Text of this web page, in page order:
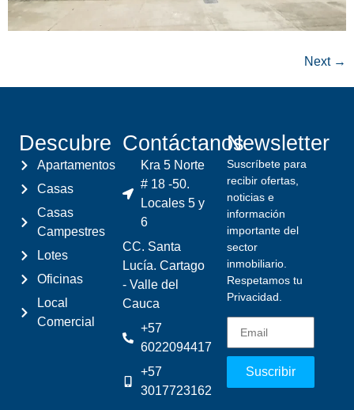
Next →
Descubre
Apartamentos
Casas
Casas
Campestres
Lotes
Oficinas
Local
Comercial
Contáctanos
Kra 5 Norte
# 18 -50.
Locales 5 y
6
CC. Santa
Lucía. Cartago
- Valle del
Cauca
+57
6022094417
+57
3017723162
Newsletter
Suscríbete para
recibir ofertas,
noticias e
información
importante del
sector
inmobiliario.
Respetamos tu
Privacidad.
Suscribir